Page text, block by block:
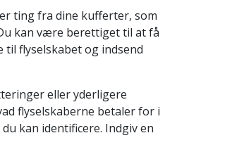
ting fra dine kufferter, som
kan være berettiget til at få
til flyselskabet og indsend
eller yderligere
flyselskaberne betaler for i
kan identificere. Indgiv en